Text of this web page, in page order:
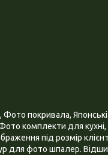
покривала, Японські
комплекти для
під розмір
для фото шпалер.